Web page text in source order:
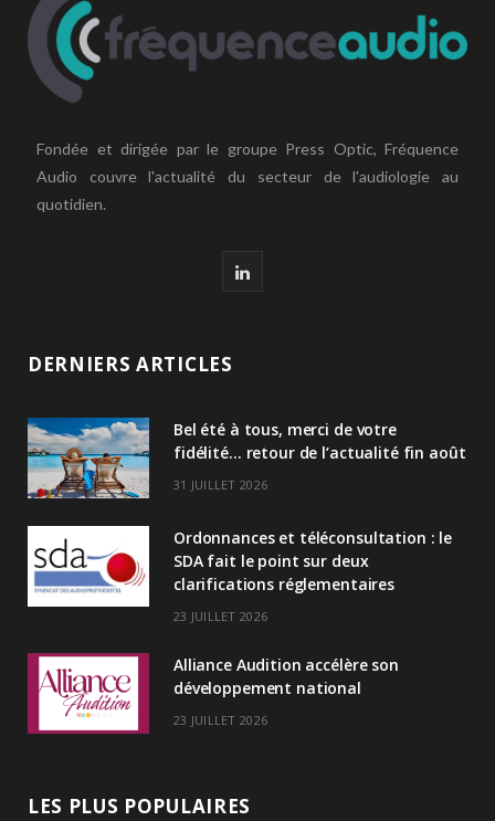
Fondée et dirigée par le groupe Press Optic, Fréquence
Audio couvre l'actualité du secteur de l'audiologie au
quotidien.
L
e
n
DERNIERS ARTICLES
Bel été à tous, merci de votre
fidélité… retour de l’actualité fin août
31 JUILLET 2026
Ordonnances et téléconsultation : le
SDA fait le point sur deux
clarifications réglementaires
23 JUILLET 2026
Alliance Audition accélère son
développement national
23 JUILLET 2026
LES PLUS POPULAIRES